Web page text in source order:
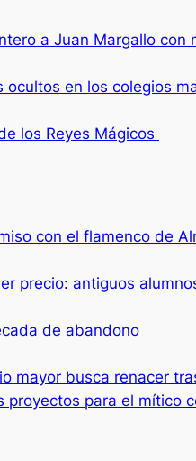
a Juan Margallo
ocultos en los colegios
los Reyes Mágicos
con el flamenco de
precio: antiguos
de abandono
mayor busca renacer
para el mítico